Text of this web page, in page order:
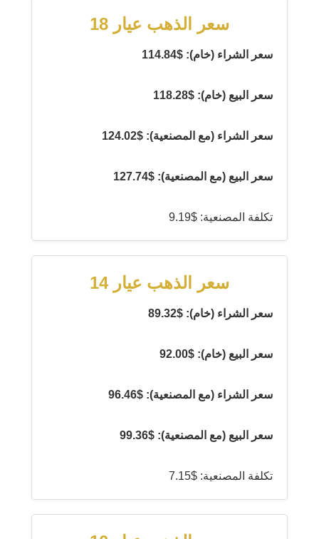
سعر الذهب عيار 18
سعر الشراء (خام): $114.84
سعر البيع (خام): $118.28
سعر الشراء (مع المصنعية): $124.02
سعر البيع (مع المصنعية): $127.74
تكلفة المصنعية: $9.19
سعر الذهب عيار 14
سعر الشراء (خام): $89.32
سعر البيع (خام): $92.00
سعر الشراء (مع المصنعية): $96.46
سعر البيع (مع المصنعية): $99.36
تكلفة المصنعية: $7.15